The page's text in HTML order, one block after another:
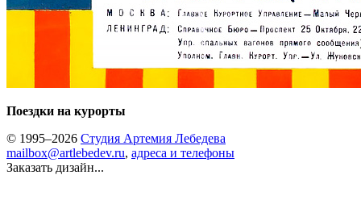
Поездки на курорты
© 1995–2026 Студия Артемия Лебедева
mailbox@artlebedev.ru, адреса и телефоны
Заказать дизайн...